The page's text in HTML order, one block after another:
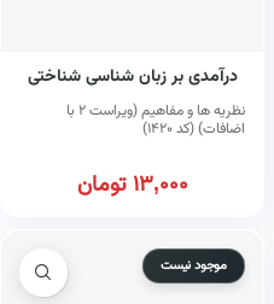
درآمدی بر زبان شناسی شناختی
نظریه ها و مفاهیم (ویراست ۲ با
اضافات) (کد ۱۴۲۰)
13,000تومان
موجود نیست